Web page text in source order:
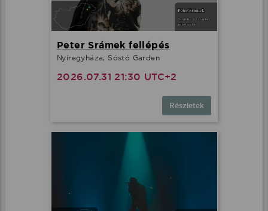
Peter Srámek fellépés
Nyíregyháza, Sóstó Garden
2026.07.31 21:30 UTC+2
Részletek